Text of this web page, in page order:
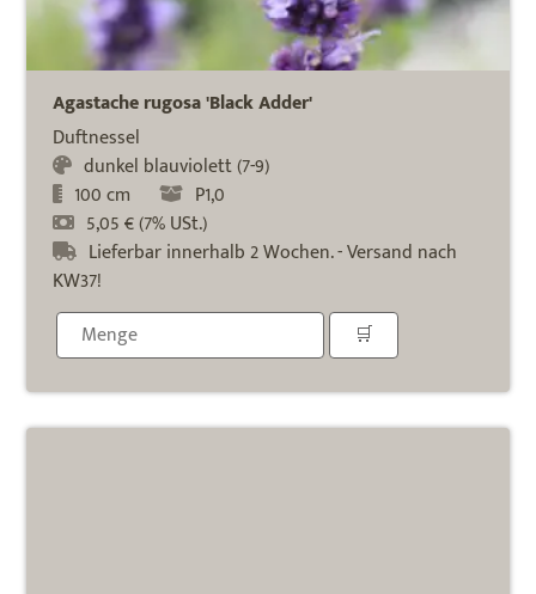
Agastache rugosa 'Black Adder'
Duftnessel
dunkel blauviolett (7-9)
100 cm
P1,0
5,05 € (7% USt.)
Lieferbar innerhalb 2 Wochen. - Versand nach
KW37!